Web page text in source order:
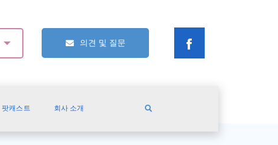
의견 및 질문
팟캐스트 회사 소개